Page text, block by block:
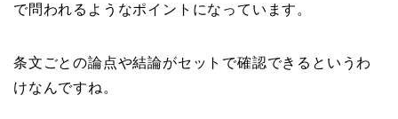
で問われるようなポイントになっています。
条文ごとの論点や結論がセットで確認できるというわ
けなんですね。